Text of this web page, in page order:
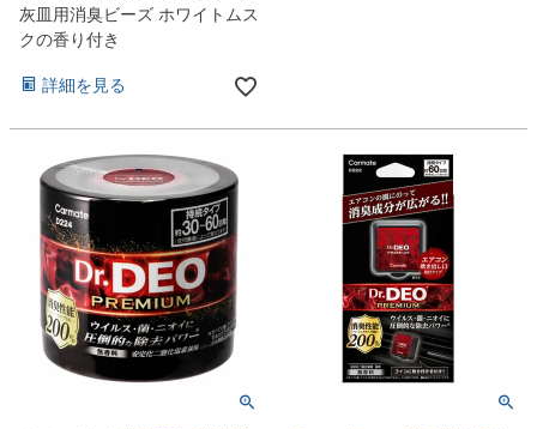
灰皿用消臭ビーズ ホワイトムス
クの香り付き
詳細を見る